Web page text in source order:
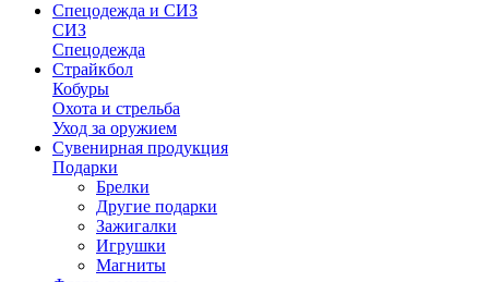
Спецодежда и СИЗ
СИЗ
Спецодежда
Страйкбол
Кобуры
Охота и стрельба
Уход за оружием
Сувенирная продукция
Подарки
Брелки
Другие подарки
Зажигалки
Игрушки
Магниты